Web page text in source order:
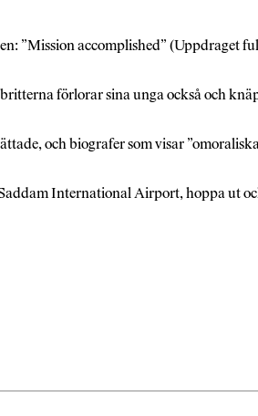
”Mission accomplished” (Uppdraget
förlorar sina unga också och
och biografer som visar
International Airport, hoppa ut